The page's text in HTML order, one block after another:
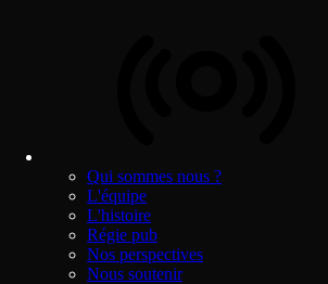
Qui sommes nous ?
L'équipe
L'histoire
Régie pub
Nos perspectives
Nous soutenir